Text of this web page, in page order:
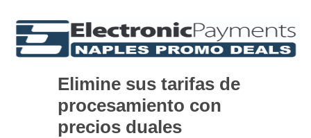
Elimine sus tarifas de
procesamiento con
precios duales